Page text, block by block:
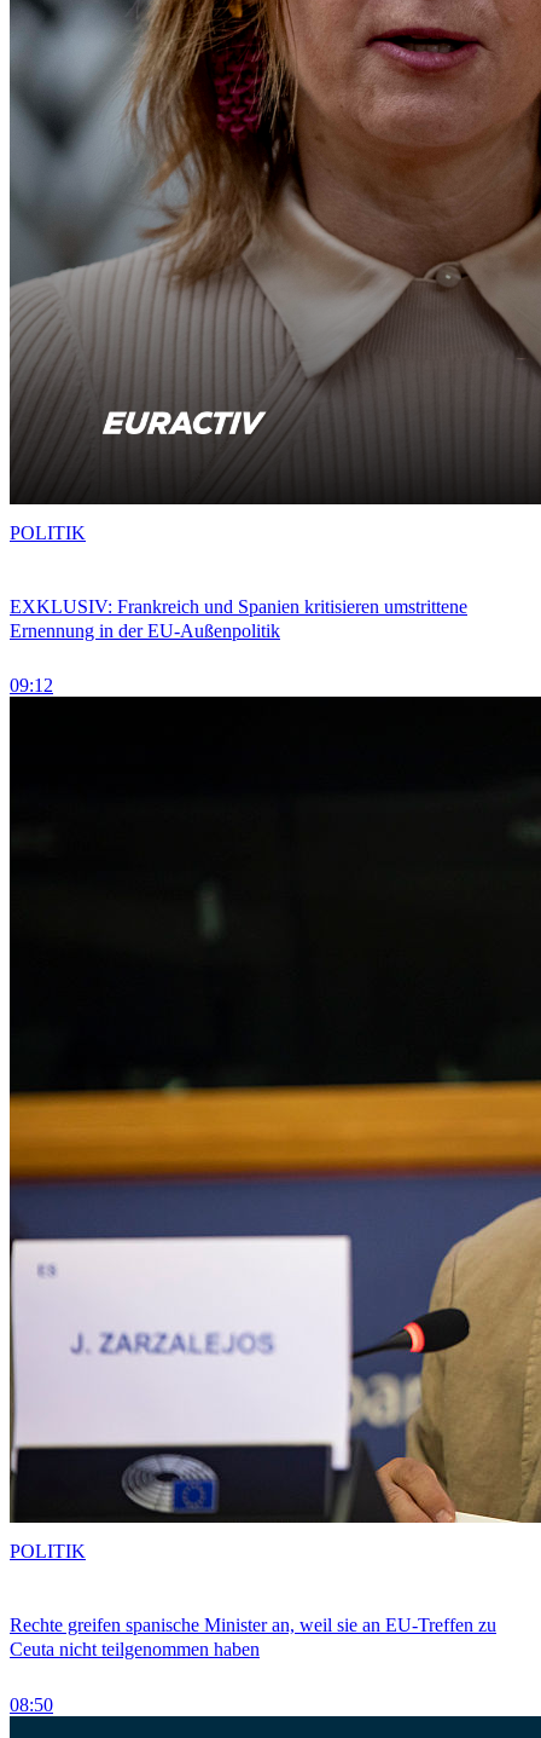
EXKLUSIV: Frankreich und Spanien kritisieren umstrittene
Ernennung in der EU-Außenpolitik
09:12
POLITIK
Rechte greifen spanische Minister an, weil sie an EU-Treffen zu
Ceuta nicht teilgenommen haben
08:50
POLITIK